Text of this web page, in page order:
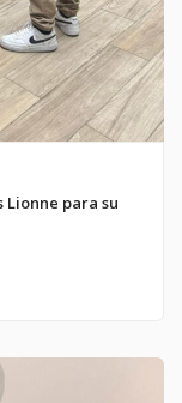
Lionne para su